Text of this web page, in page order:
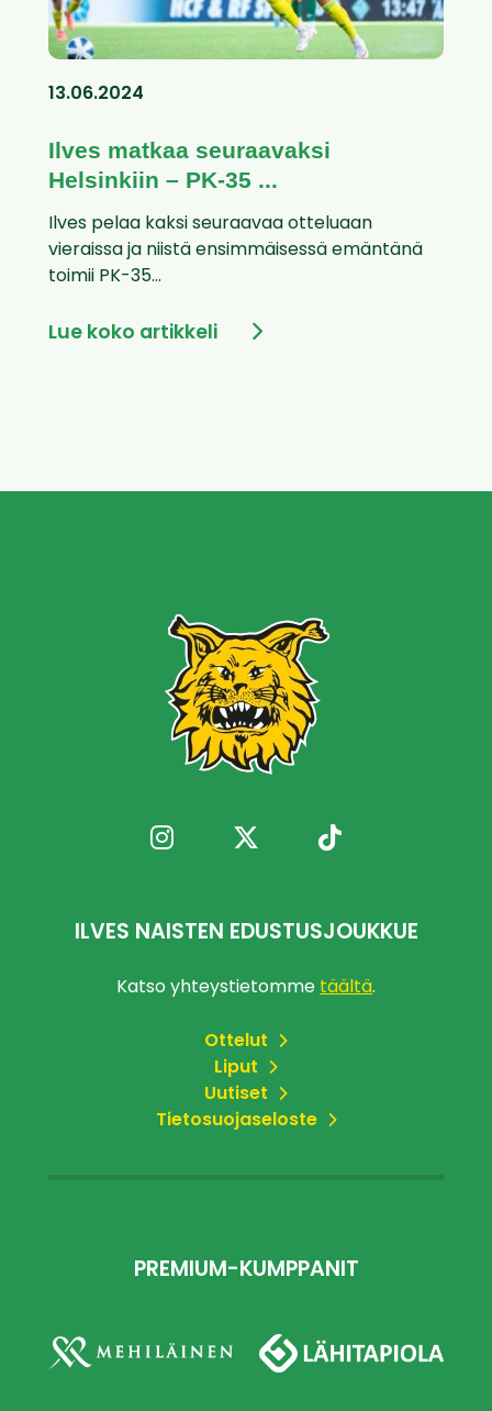
13.06.2024
Ilves matkaa seuraavaksi
Helsinkiin – PK-35 ...
Ilves pelaa kaksi seuraavaa otteluaan
vieraissa ja niistä ensimmäisessä emäntänä
toimii PK-35...
Lue koko artikkeli
ILVES NAISTEN EDUSTUSJOUKKUE
Katso yhteystietomme täältä.
Ottelut
Liput
Uutiset
Tietosuojaseloste
PREMIUM-KUMPPANIT